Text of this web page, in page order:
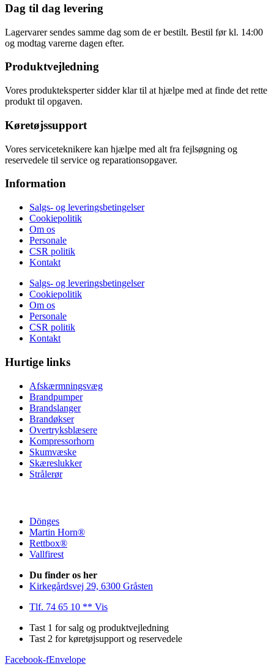
Dag til dag levering
Lagervarer sendes samme dag som de er bestilt. Bestil før kl. 14:00
og modtag varerne dagen efter.
Produktvejledning
Vores produkteksperter sidder klar til at hjælpe med at finde det rette
produkt til opgaven.
Køretøjssupport
Vores serviceteknikere kan hjælpe med alt fra fejlsøgning og
reservedele til service og reparationsopgaver.
Information
Salgs- og leveringsbetingelser
Cookiepolitik
Om os
Personale
CSR politik
Kontakt
Salgs- og leveringsbetingelser
Cookiepolitik
Om os
Personale
CSR politik
Kontakt
Hurtige links
Afskærmningsvæg
Brandpumper
Brandslanger
Brandøkser
Overtryksblæsere
Kompressorhorn
Skumvæske
Skæreslukker
Strålerør
Dönges
Martin Horn®
Rettbox®
Vallfirest
Du finder os her
Kirkegårdsvej 29, 6300 Gråsten
Tlf. 74 65 10 ** Vis
Tast 1 for salg og produktvejledning
Tast 2 for køretøjsupport og reservedele
Facebook-fEnvelope